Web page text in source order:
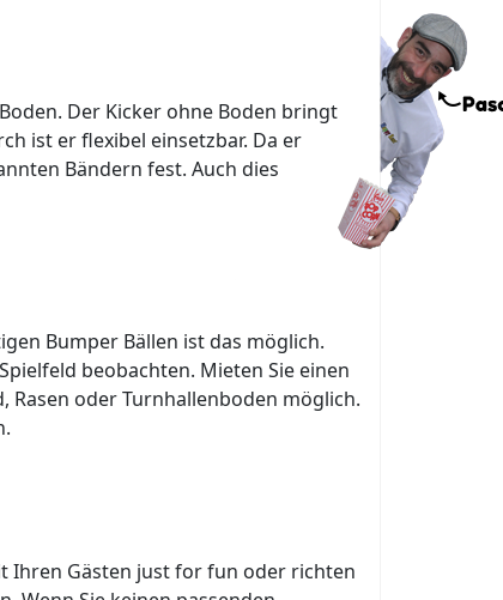
Der Kicker ohne Boden bringt
ist er flexibel einsetzbar. Da er
Bändern fest. Auch dies
Bumper Bällen ist das möglich.
beobachten. Mieten Sie einen
Rasen oder Turnhallenboden möglich.
Ihren Gästen just for fun oder richten